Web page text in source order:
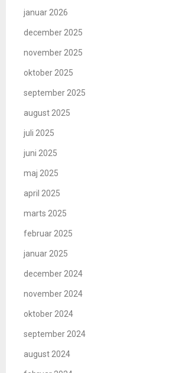
januar 2026
december 2025
november 2025
oktober 2025
september 2025
august 2025
juli 2025
juni 2025
maj 2025
april 2025
marts 2025
februar 2025
januar 2025
december 2024
november 2024
oktober 2024
september 2024
august 2024